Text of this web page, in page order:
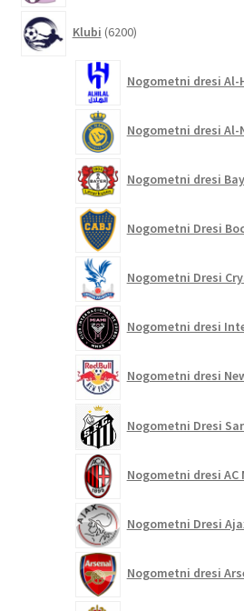
Klubi 6200izdelkov
Nogometni dresi Al-
Nogometni dresi Al-
Nogometni dresi
Nogometni Dresi
Nogometni Dresi
Nogometni dresi
Nogometni dresi
Nogometni Dresi
Nogometni dresi AC
Nogometni Dresi
Nogometni dresi